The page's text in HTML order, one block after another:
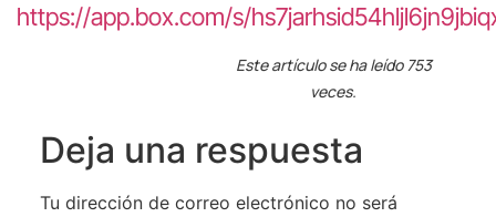
https://app.box.com/s/
Este artículo se ha leído 753
veces.
Deja una respuesta
Tu dirección de correo electrónico no será